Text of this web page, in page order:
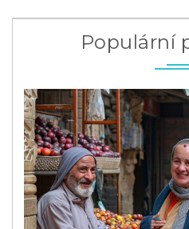
Populární